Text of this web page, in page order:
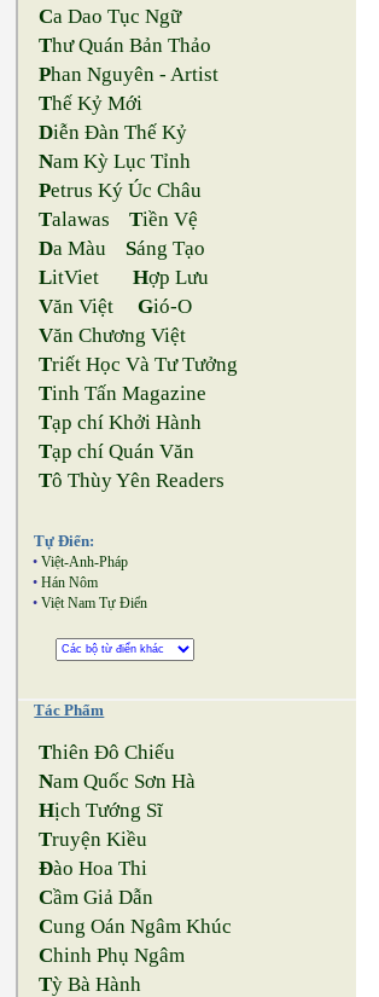
Ca Dao Tục Ngữ
Thư Quán Bản Thảo
Phan Nguyên - Artist
Thế Kỷ Mới
Diễn Đàn Thế Kỷ
Nam Kỳ Lục Tỉnh
Petrus Ký Úc Châu
Talawas Tiền Vệ
Da Màu Sáng Tạo
LitViet Hợp Lưu
Văn Việt Gió-O
Văn Chương Việt
Triết Học Và Tư Tưởng
Tinh Tấn Magazine
Tạp chí Khởi Hành
Tạp chí Quán Văn
Tô Thùy Yên Readers
Tự Điển:
• Việt-Anh-Pháp
• Hán Nôm
• Việt Nam Tự Điển
Tác Phẩm
Thiên Đô Chiếu
Nam Quốc Sơn Hà
Hịch Tướng Sĩ
Truyện Kiều
Đào Hoa Thi
Cầm Giả Dẫn
Cung Oán Ngâm Khúc
Chinh Phụ Ngâm
Tỳ Bà Hành